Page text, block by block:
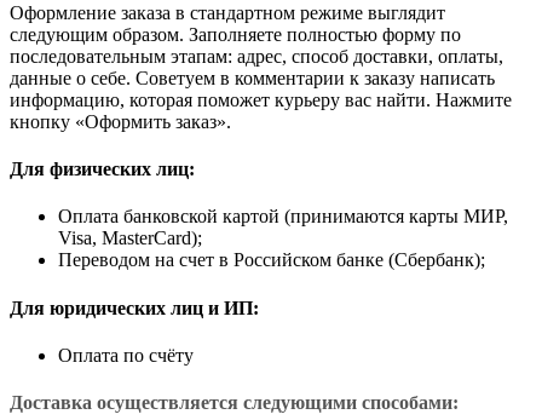
Оформление заказа в стандартном режиме выглядит
следующим образом. Заполняете полностью форму по
последовательным этапам: адрес, способ доставки, оплаты,
данные о себе. Советуем в комментарии к заказу написать
информацию, которая поможет курьеру вас найти. Нажмите
кнопку «Оформить заказ».
Для физических лиц:
Оплата банковской картой (принимаются карты МИР,
Visa, MasterCard);
Переводом на счет в Российском банке (Сбербанк);
Для юридических лиц и ИП:
Оплата по счёту
Доставка осуществляется следующими способами: